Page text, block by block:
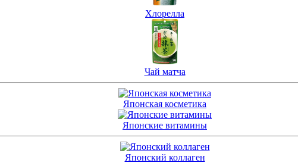
Хлорелла
Чай матча
Японская косметика
Японские витамины
Японский коллаген